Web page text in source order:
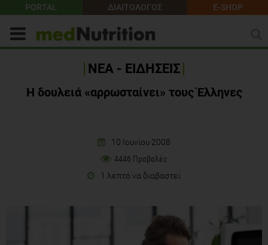
PORTAL ΔΙΑΙΤΟΛΟΓΟΣ E-SHOP
ΝΕΑ - ΕΙΔΗΣΕΙΣ
Η δουλειά «αρρωσταίνει» τους Έλληνες
10 Ιουνίου 2008
4446 Προβολές
1 λεπτό να διαβαστεί